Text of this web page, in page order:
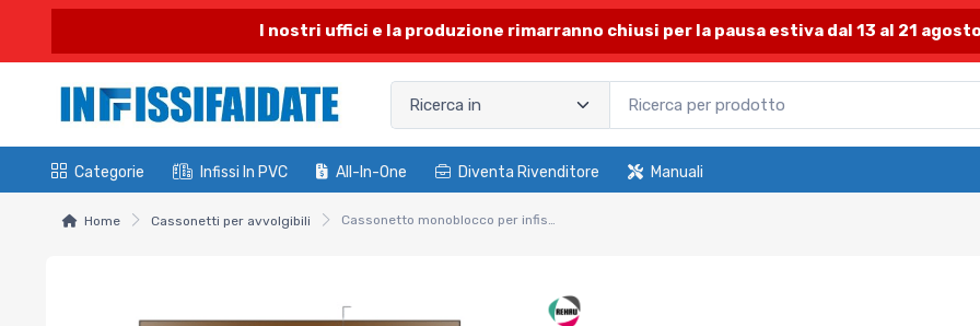
I nostri uffici e la produzione rimarranno chiusi per la pausa estiva dal 13 al 21
Categorie Infissi In PVC All-In-One Diventa Rivenditore Manuali
Home Cassonetti per avvolgibili Cassonetto monoblocco per infissi in PVC Rehau Design 70. Dimensioni 295, Finitura Massa, Tipo avvolgibile Standard